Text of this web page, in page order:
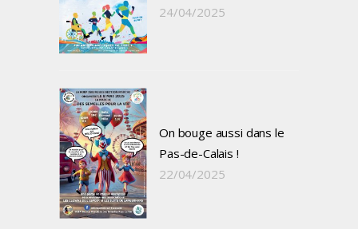
24/04/2025
On bouge aussi dans le
Pas-de-Calais !
22/04/2025